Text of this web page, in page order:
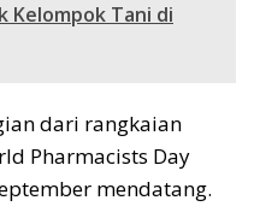
Kelompok Tani di
dari rangkaian
Pharmacists Day
mendatang.